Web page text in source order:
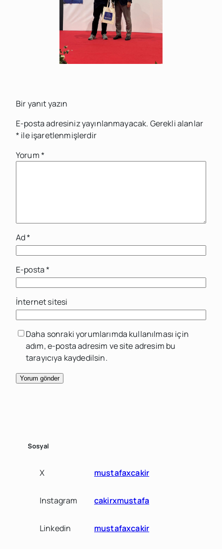
Bir yanıt yazın
E-posta adresiniz yayınlanmayacak. Gerekli alanlar
* ile işaretlenmişlerdir
Yorum*
Ad*
E-posta*
İnternet sitesi
Daha sonraki yorumlarımda kullanılması için
adım, e-posta adresim ve site adresim bu
tarayıcıya kaydedilsin.
Sosyal
X mustafaxcakir
Instagram cakirxmustafa
Linkedin mustafaxcakir